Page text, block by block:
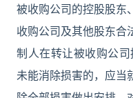
被收购公司的控股股东
收购公司及其他股东合
制人在转让被收购公
未能消除损害的，应当